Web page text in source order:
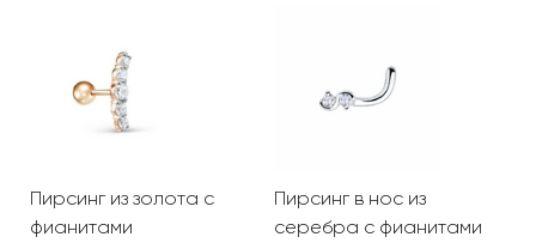
Пирсинг из золота с
фианитами
Пирсинг в нос из
серебра с фианитами